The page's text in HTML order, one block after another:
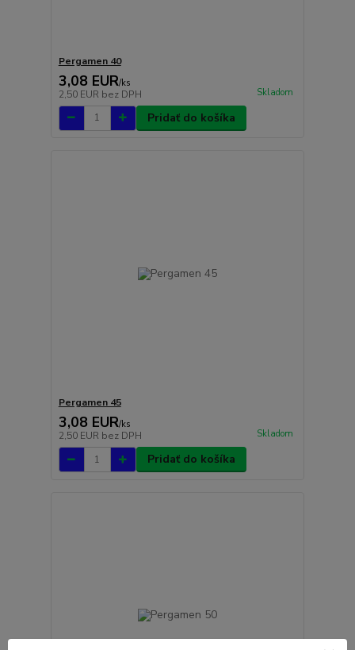
Pergamen 40
3,08 EUR/ks
2,50 EUR bez DPH Skladom
Pridať do košíka
Pergamen 45
3,08 EUR/ks
2,50 EUR bez DPH Skladom
Pridať do košíka